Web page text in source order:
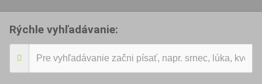
Rýchle vyhľadávanie: